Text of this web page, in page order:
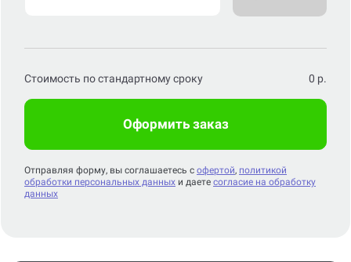
Стоимость по стандартному сроку 0 р.
Оформить заказ
Отправляя форму, вы соглашаетесь с офертой, политикой
обработки персональных данных и даете согласие на обработку
данных